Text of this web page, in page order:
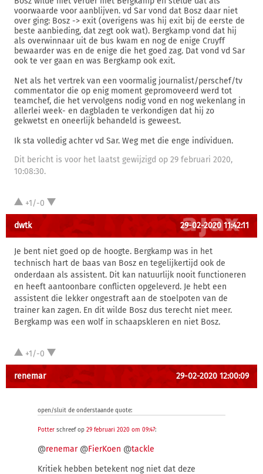
voorwaarde voor aanblijven. vd Sar vond dat Bosz daar niet
over ging: Bosz -> exit (overigens was hij exit bij de eerste de
beste aanbieding, dat zegt ook wat). Bergkamp vond dat hij
als overwinnaar uit de bus kwam en nog de enige Cruyff
bewaarder was en de enige die het goed zag. Dat vond vd Sar
ook te ver gaan en was Bergkamp ook exit.
Net als het vertrek van een voormalig journalist/perschef/tv
commentator die op enig moment gepromoveerd werd tot
teamchef, die het vervolgens nodig vond en nog wekenlang in
allerlei week- en dagbladen te verkondigen dat hij zo
gekwetst en oneerlijk behandeld is geweest.
Ik sta volledig achter vd Sar. Weg met die enge individuen.
Dit bericht is voor het laatst gewijzigd op 29 februari 2020,
10:08:30.
+1/-0
dwtk 29-02-2020 11:42:11
Je bent niet goed op de hoogte. Bergkamp was in het
technisch hart de baas van Bosz en tegelijkertijd ook de
onderdaan als assistent. Dit kan natuurlijk nooit functioneren
en heeft aantoonbare conflicten opgeleverd. Je hebt een
assistent die lekker ongestraft aan de stoelpoten van de
trainer kan zagen. En dit wilde Bosz dus terecht niet meer.
Bergkamp was een wolf in schaapskleren en niet Bosz.
+1/-0
renemar 29-02-2020 12:00:09
open/sluit de onderstaande quote:
Potter schreef op 29 februari 2020 om 09:47:
@renemar@FierKoen @tackle
Kritiek hebben betekent nog niet dat deze